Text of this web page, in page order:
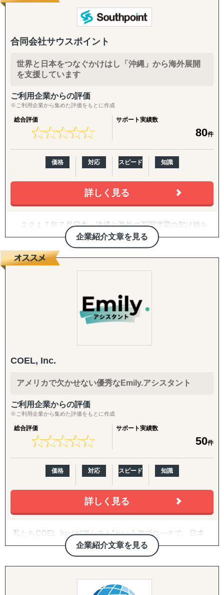
進出後に必ず直面する現地でのマーケティング課題まで主
要各国に常駐するメンバーが、現地起点で一貫してサポー
トします。
これまでの支援歴は20年以上、実績は1,500社を超えまし
た。
継続して支援できる体制を構築しています。
------------------------------------
■ サポート対象国（グループ別）
↳ ASEAN主要国：タイ・ベトナム・マレーシア・カンボ
ジア・インドネシア・フィリピン・ラオス
↳ アジア（中華系）：日本・香港・シンガポール・台湾・
韓国
↳ アジア（中東ほか）：ドバイ・サウジアラビア・イン
ド・バングラデシュ・モンゴル
※サポート内容により、対応の可否や得意・不得意な分野
があります。
------------------------------------
◆以下はこれまで当社で実績が多く、特にニーズの高い支
援パッケージです。
↳ AIが出した"答えっぽいもの"を、現地のリアルで答え合
↳ 海外事業を貴社の海外事業担当者として伴走
『LocaForce（ロカフォース）海外販路開拓 現地支援サー
↳ 海外営業支援TEAMによる現地営業の即戦力化
『LocaResearch（ロカリサーチ）海外進出 市場調査サー
↳「どの国で売るか」から「誰に売るか」まで、意思決定
↳ 現地法人・オフショア法人の設立、登記、銀行口座開設
までをワンストップで代行
『ビザスル｜海外ビザ取得サポート』
↳ 就労ビザ・長期滞在ビザなど、進出・移住に必要なビザ
取得を現地連携でサポート
合同会社サウスポイント
世界と日本をつなぐかけはし「沖縄」から海外展開
を支援しています
ご利用企業からの評価
※ご利用企業から集めた評価をもとに作成
総合評価
★★★★★
★★★★★
サポート実績数
80件
価格 対応 スピード 知識
詳しく見る
企業紹介文章を見る
２０１７年７月日本・沖縄と海外の万国津梁の架け橋を
目指して、企業の海外展開支援を目的として沖縄・那覇で
設立。アジア・欧州を中心に沖縄県内・沖縄県外企業の海
外進出・国際展開のサポートを実施しています。２０２２
年７月には観光産業の伸びの著しい石垣市に八重山事務所
レーシア・シンガポール・インドネシア・オーストラリ
ア・ニュージーランド・イギリス・ドイツ・ブラジル各国
にパートナーエージェントを配置し、アメリカ合衆国・イ
察等も直接支援可能、幅広く皆様の海外展開とインバウン
ド事業をサポートしております。
COEL, Inc.
アメリカで欠かせない優秀なEmily.アシスタント
ご利用企業からの評価
※ご利用企業から集めた評価をもとに作成
総合評価
★★★★★
★★★★★
サポート実績数
50件
価格 対応 スピード 知識
詳しく見る
企業紹介文章を見る
私たちCOEL, Inc.は“アシスト”というアプローチで、日本
企業が挑戦するアメリカ市場において、欠かせない存在に
なることを追求しています。
アメリカ市場に特化した日本語・英語 対応のオンラインア
シスタントサービスを提供しており、日常業務から専門分